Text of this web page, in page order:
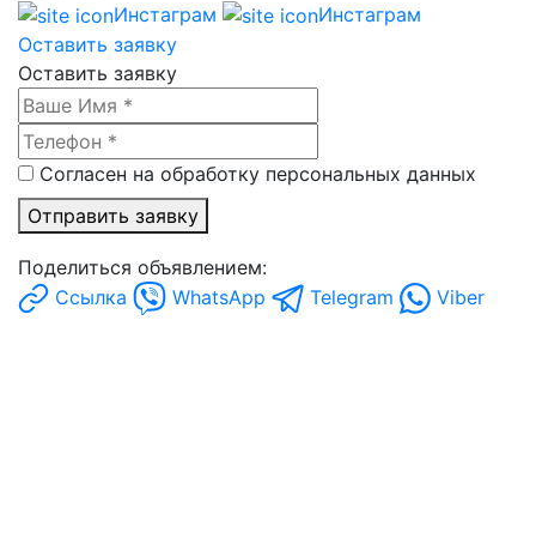
Инстаграм
Инстаграм
Оставить заявку
Оставить заявку
Согласен на обработку персональных данных
Отправить заявку
Поделиться объявлением:
Ссылка
WhatsApp Telegram Viber